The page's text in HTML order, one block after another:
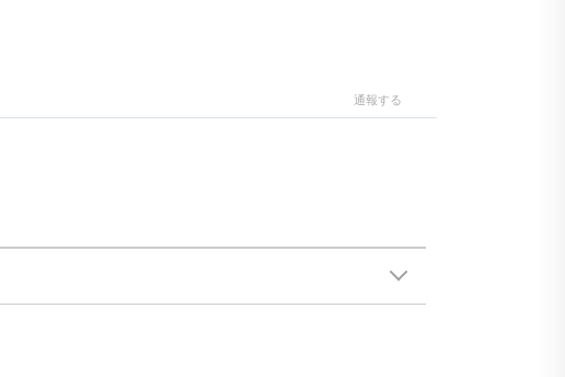
通報する